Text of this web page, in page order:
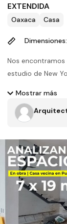
EXTENDIDA
Oaxaca Casa
Nos encontramos
estudio de New
un patio dando
ladrillo logran
entrega de luz
Mostrar más
Filtros
Tipo de obra